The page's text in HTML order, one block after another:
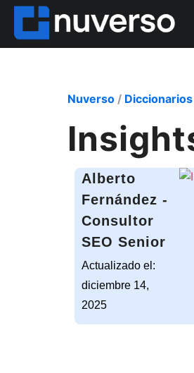
Nuverso /
Alberto
Fernández -
Consultor
SEO Senior
Actualizado el:
diciembre 14,
2025